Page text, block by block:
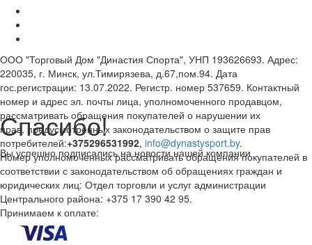
ООО "Торговый Дом "Династия Спорта", УНП 193626693. Адрес:
220035, г. Минск, ул.Тимирязева, д.67,пом.94. Дата
гос.регистрации: 13.07.2022. Регистр. номер 537659. Контактный
номер и адрес эл. почты лица, уполномоченного продавцом,
рассматривать обращения покупателей о нарушении их
прав, предусмотренных законодательством о защите прав
потребителей:+375296531992, info@dynastysport.by.
Номер уполномоченных рассматривать обращения покупателей в
соответствии с законодательством об обращениях граждан и
юридических лиц: Отдел торговли и услуг администрации
Центрального района: +375 17 390 42 95.
Принимаем к оплате:
Спасибо!
Вы успешно подписались на новости нашей компании